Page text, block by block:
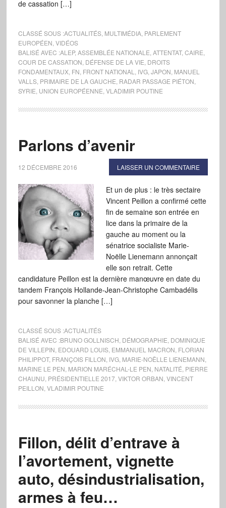
de cassation […]
CLASSÉ SOUS :ACTUALITÉS, MULTIMÉDIA, PARLEMENT
EUROPÉEN VIDÉOS
BALISÉ AVEC :ALEP, ASSEMBLÉE NATIONALE ATTENTAT, CAIRE
COUR DE CASSATION DÉFENSE DE LA VIE DROITS
FONDAMENTAUX, FN FRONT NATIONAL IVG, JAPON MANUEL
VALLS, PRIMAIRE DE LA GAUCHE RADAR PASSAGE PIÉTON
SYRIE UNION EUROPÉENNE VLADIMIR POUTINE
Parlons d’avenir
12 DÉCEMBRE 2016 LAISSER UN COMMENTAIRE
Et un de plus : le très sectaire
Vincent Peillon a confirmé cette
fin de semaine son entrée en
lice dans la primaire de la
gauche au moment ou la
sénatrice socialiste Marie-
Noëlle Lienemann annonçait
elle son retrait. Cette
candidature Peillon est la dernière manœuvre en date du
tandem François Hollande-Jean-Christophe Cambadélis
pour savonner la planche […]
CLASSÉ SOUS :ACTUALITÉS
BALISÉ AVEC :BRUNO GOLLNISCH DÉMOGRAPHIE DOMINIQUE
DE VILLEPIN EDOUARD LOUIS, EMMANUEL MACRON FLORIAN
PHILIPPOT, FRANÇOIS FILLON IVG, MARIE-NOËLLE LIENEMANN
MARINE LE PEN MARION MARÉCHAL-LE PEN NATALITÉ PIERRE
CHAUNU PRÉSIDENTIELLE 2017, VIKTOR ORBAN VINCENT
PEILLON VLADIMIR POUTINE
Fillon, délit d’entrave à
l’avortement, vignette
auto, désindustrialisation,
armes à feu…